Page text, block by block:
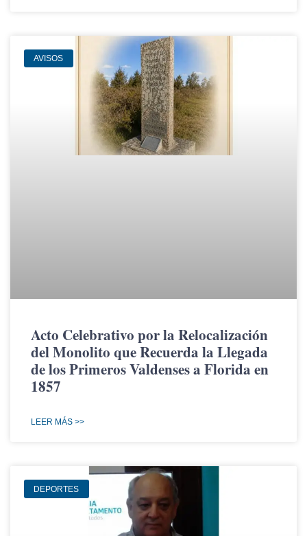
AVISOS
Acto Celebrativo por la Relocalización
del Monolito que Recuerda la Llegada
de los Primeros Valdenses a Florida en
1857
LEER MÁS >>
DEPORTES